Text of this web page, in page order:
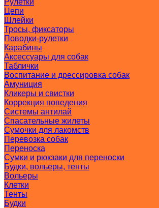
Рулетки
Цепи
Шлейки
Тросы, фиксаторы
Поводки-рулетки
Карабины
Аксессуары для собак
Таблички
Воспитание и дрессировка собак
Амуниция
Кликеры и свистки
Коррекция поведения
Системы антилай
Спасательные жилеты
Сумочки для лакомств
Перевозка собак
Переноска
Сумки и рюкзаки для переноски
Будки, вольеры, тенты
Вольеры
Клетки
Тенты
Будки